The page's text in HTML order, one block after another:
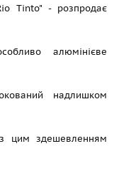
Tinto" - розпродає
алюмінієве
надлишком
цим здешевленням